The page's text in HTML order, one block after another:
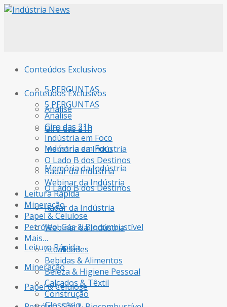
Conteúdos Exclusivos
5 PERGUNTAS
Análise
Giro das 21h
Indústria em Foco
Memória da Indústria
O Lado B dos Destinos
Radar da Indústria
Webinar da Indústria
Leitura Rápida
Mineração
Papel & Celulose
Conteúdos Exclusivos
5 PERGUNTAS
Análise
Giro das 21h
Indústria em Foco
Memória da Indústria
O Lado B dos Destinos
Radar da Indústria
Webinar da Indústria
Leitura Rápida
Mineração
Papel & Celulose
Petróleo, Gás & Biocombustível
Mais…
Atualidades
Bebidas & Alimentos
Beleza & Higiene Pessoal
Calçados & Têxtil
Construção